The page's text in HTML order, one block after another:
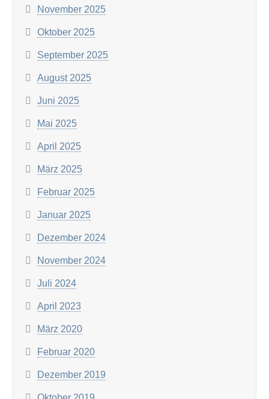
November 2025
Oktober 2025
September 2025
August 2025
Juni 2025
Mai 2025
April 2025
März 2025
Februar 2025
Januar 2025
Dezember 2024
November 2024
Juli 2024
April 2023
März 2020
Februar 2020
Dezember 2019